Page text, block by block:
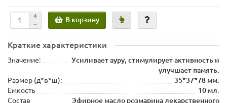
В корзину
Краткие характеристики
Значение:
Усиливает ауру, стимулирует активность и
улучшает память.
Размер (д*в*ш):
35*37*78 мм.
Емкость
10 мл.
Состав
Эфирное масло розмарина лекарственного